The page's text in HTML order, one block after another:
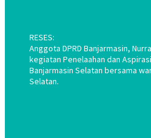
RESES:
Anggota DPRD Banjarmasin,
kegiatan Penelaahan dan
Banjarmasin Selatan bersama
Selatan.